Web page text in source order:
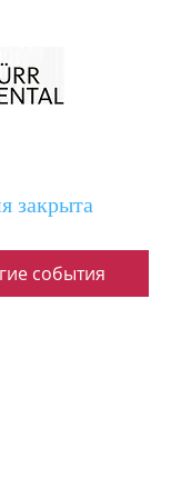
закрыта
события